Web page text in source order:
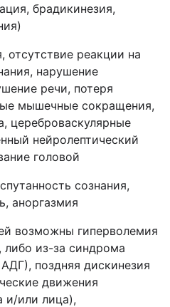
брадикинезия,
отсутствие реакции на
нарушение
речи, потеря
мышечные сокращения,
цереброваскулярные
нейролептический
головой
сознания,
аноргазмия
возможны гиперволемия
либо из-за синдрома
поздняя дискинезия
движения
и/или лица),